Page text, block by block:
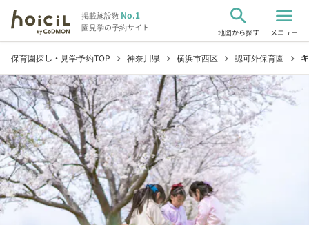
掲載施設数No.1
園見学の予約サイト
search
地図から探す
menu
メニュー
保育園探し・見学予約TOP chevron_right 神奈川県 chevron_right 横浜市西区 chevron_right 認可外保育園 chevron_right